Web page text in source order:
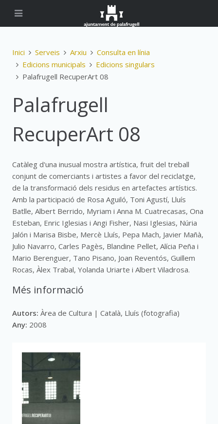
Inici Serveis Arxiu
Consulta en línia
Edicions municipals
Edicions singulars
Palafrugell RecuperArt 08
Palafrugell
RecuperArt 08
Catàleg d'una inusual mostra artística, fruit del treball
conjunt de comerciants i artistes a favor del reciclatge,
de la transformació dels residus en artefactes artístics.
Amb la participació de Rosa Aguiló, Toni Agustí, Lluís
Batlle, Albert Berrido, Myriam i Anna M. Cuatrecasas, Ona
Esteban, Enric Iglesias i Angi Fisher, Nasi Iglesias, Núria
Jalón i Marisa Bisbe, Mercè Lluís, Pepa Mach, Javier Mañà,
Julio Navarro, Carles Pagès, Blandine Pellet, Alícia Peña i
Mario Berenguer, Tano Pisano, Joan Reventós, Guillem
Rocas, Àlex Trabal, Yolanda Uriarte i Albert Viladrosa.
Més informació
Autors: Àrea de Cultura | Català, Lluís (fotografia)
Any: 2008